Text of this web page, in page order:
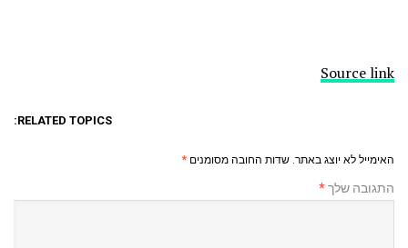
Source link
RELATED TOPICS:
האימייל לא יוצג באתר. שדות החובה מסומנים *
התגובה שלך*